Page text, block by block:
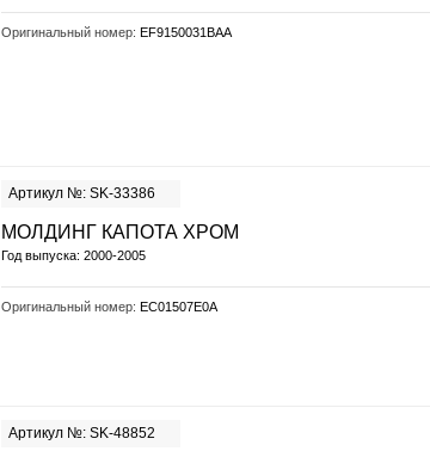
Оригинальный номер: EF9150031BAA
Артикул №: SK-33386
МОЛДИНГ КАПОТА ХРОМ
Год выпуска: 2000-2005
Оригинальный номер: EC01507E0A
Артикул №: SK-48852